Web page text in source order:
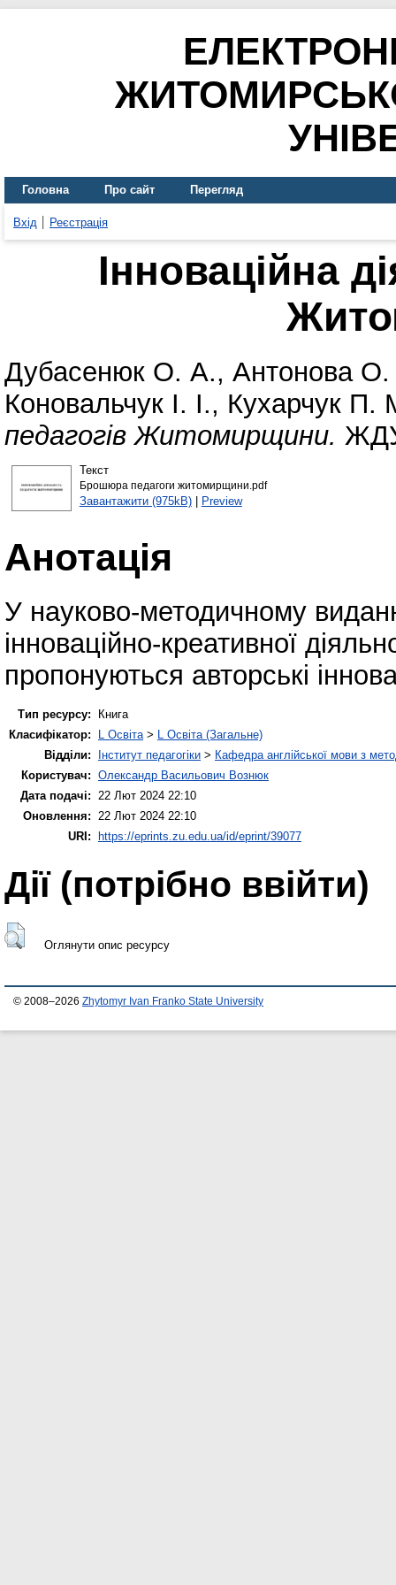
Головна Про сайт Перегляд
Вхід Реєстрація
Інноваційна
Дубасенюк О. А., Антонова
Коновальчук І. І., Кухарчук П.
педагогів Житомирщини.
Текст
Брошюра педагоги житомирщини.pdf
Завантажити (975kB)| Preview
Анотація
У науково-методичному
інноваційно-креативної
пропонуються авторські
Тип ресурсу:
Книга
Класифікатор:
L Освіта > L Освіта (Загальне)
Відділи:
Інститут педагогіки > Кафедра англійської мови з
Користувач: Олександр Васильович Вознюк
Дата подачі:
22 Лют 2024 22:10
Оновлення:
22 Лют 2024 22:10
URI: https://eprints.zu.edu.ua/id/eprint/39077
Дії ​​(потрібно ввійти)
Оглянути опис ресурсу
© 2008–2026 Zhytomyr Ivan Franko State University